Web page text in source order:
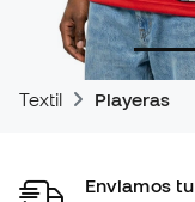
Textil Playeras
Enviamos